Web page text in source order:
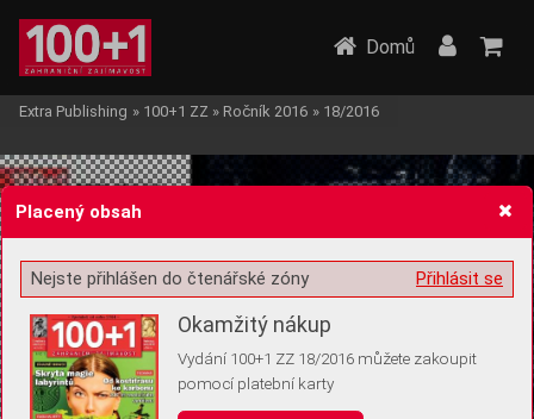
Žádost o souhlas s ukládáním volitelných informací
Domů
Extra Publishing » 100+1 ZZ » Ročník 2016 » 18/2016
Placený obsah
Přihlásit se
Nejste přihlášen do čtenářské zóny
Okamžitý nákup
Vydání 100+1 ZZ 18/2016 můžete zakoupit
pomocí platební karty